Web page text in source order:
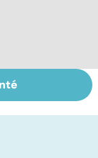
des
: que